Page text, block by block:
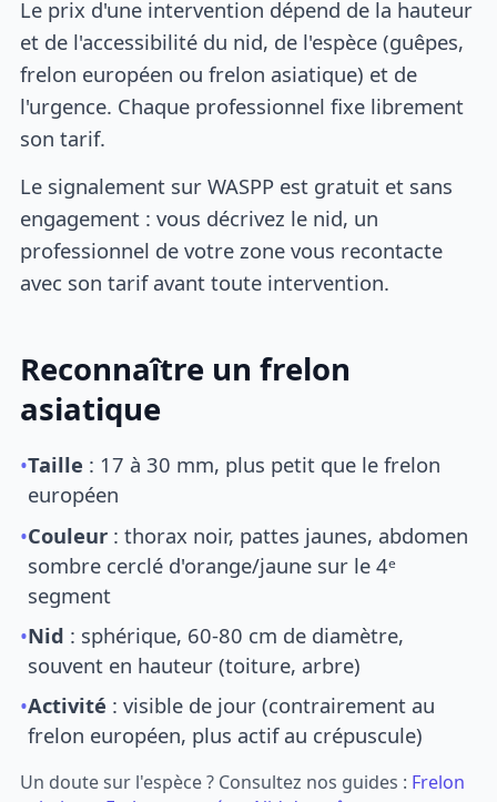
Le prix d'une intervention dépend de la hauteur
et de l'accessibilité du nid, de l'espèce (guêpes,
frelon européen ou frelon asiatique) et de
l'urgence. Chaque professionnel fixe librement
son tarif.
Le signalement sur WASPP est gratuit et sans
engagement : vous décrivez le nid, un
professionnel de votre zone vous recontacte
avec son tarif avant toute intervention.
Reconnaître un frelon
asiatique
•Taille : 17 à 30 mm, plus petit que le frelon
européen
•Couleur : thorax noir, pattes jaunes, abdomen
sombre cerclé d'orange/jaune sur le 4ᵉ
segment
•Nid : sphérique, 60-80 cm de diamètre,
souvent en hauteur (toiture, arbre)
•Activité : visible de jour (contrairement au
frelon européen, plus actif au crépuscule)
Un doute sur l'espèce ? Consultez nos guides : Frelon